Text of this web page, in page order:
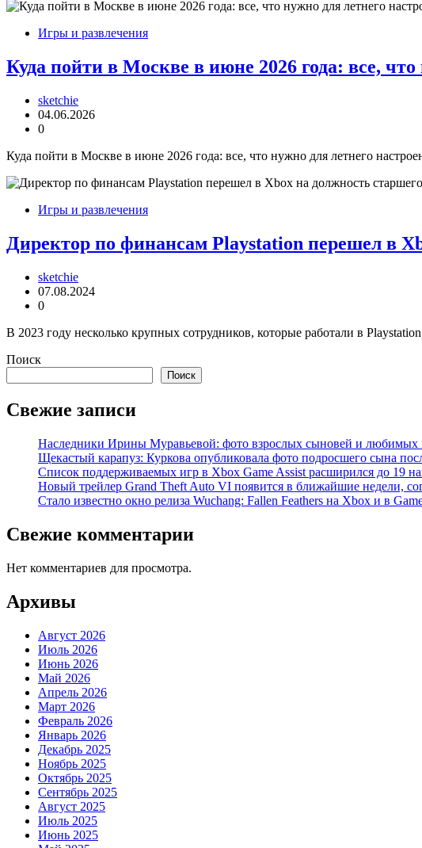
Игры и развлечения
Куда пойти в Москве в июне 2026 года: все,
sketchie
04.06.2026
0
Куда пойти в Москве в июне 2026 года: все, что нужно для летнего
Игры и развлечения
Директор по финансам Playstation перешел в
sketchie
07.08.2024
0
В 2023 году несколько крупных сотрудников, которые работали в
Поиск
Поиск
Свежие записи
Наследники Ирины Муравьевой: фото взрослых сыновей и любимых
Щекастый карапуз: Куркова опубликовала фото подросшего сына
Список поддерживаемых игр в Xbox Game Assist расширился до 19
Новый трейлер Grand Theft Auto VI появится в ближайшие недели,
Стало известно окно релиза Wuchang: Fallen Feathers на Xbox и в
Свежие комментарии
Нет комментариев для просмотра.
Архивы
Август 2026
Июль 2026
Июнь 2026
Май 2026
Апрель 2026
Март 2026
Февраль 2026
Январь 2026
Декабрь 2025
Ноябрь 2025
Октябрь 2025
Сентябрь 2025
Август 2025
Июль 2025
Июнь 2025